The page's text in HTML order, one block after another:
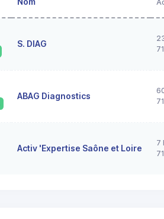
S. DIAG
ABAG Diagnostics
Activ 'Expertise Saône et Loire
7